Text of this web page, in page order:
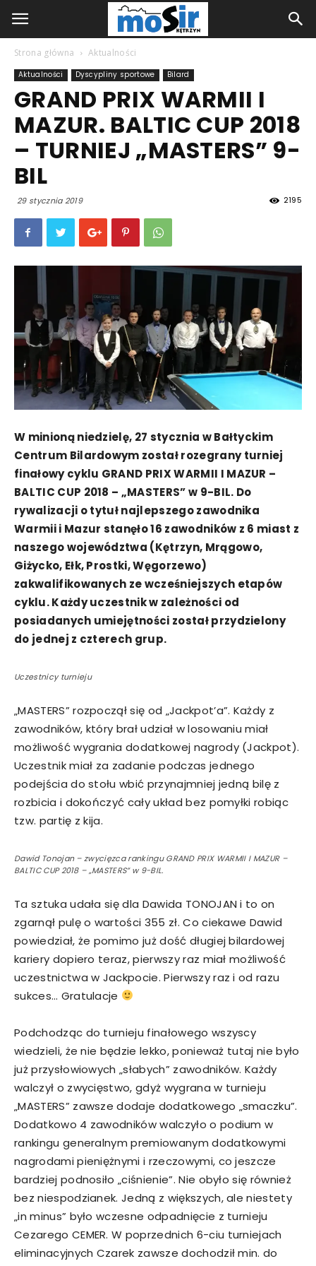
Strona główna Aktualności
Aktualności Dyscypliny sportowe Bilard
GRAND PRIX WARMII I
MAZUR. BALTIC CUP 2018
– TURNIEJ „MASTERS” 9-
BIL
29 stycznia 2019 2195
W minioną niedzielę, 27 stycznia w Bałtyckim
Centrum Bilardowym został rozegrany turniej
finałowy cyklu GRAND PRIX WARMII I MAZUR –
BALTIC CUP 2018 – „MASTERS” w 9-BIL. Do
rywalizacji o tytuł najlepszego zawodnika
Warmii i Mazur stanęło 16 zawodników z 6 miast z
naszego województwa (Kętrzyn, Mrągowo,
Giżycko, Ełk, Prostki, Węgorzewo)
zakwalifikowanych ze wcześniejszych etapów
cyklu. Każdy uczestnik w zależności od
posiadanych umiejętności został przydzielony
do jednej z czterech grup.
Uczestnicy turnieju
„MASTERS” rozpoczął się od „Jackpot’a”. Każdy z
zawodników, który brał udział w losowaniu miał
możliwość wygrania dodatkowej nagrody (Jackpot).
Uczestnik miał za zadanie podczas jednego
podejścia do stołu wbić przynajmniej jedną bilę z
rozbicia i dokończyć cały układ bez pomyłki robiąc
tzw. partię z kija.
Dawid Tonojan – zwycięzca rankingu GRAND PRIX WARMII I MAZUR –
BALTIC CUP 2018 – „MASTERS” w 9-BIL.
Ta sztuka udała się dla Dawida TONOJAN i to on
zgarnął pulę o wartości 355 zł. Co ciekawe Dawid
powiedział, że pomimo już dość długiej bilardowej
kariery dopiero teraz, pierwszy raz miał możliwość
uczestnictwa w Jackpocie. Pierwszy raz i od razu
sukces… Gratulacje
Podchodząc do turnieju finałowego wszyscy
wiedzieli, że nie będzie lekko, ponieważ tutaj nie było
już przysłowiowych „słabych” zawodników. Każdy
walczył o zwycięstwo, gdyż wygrana w turnieju
„MASTERS” zawsze dodaje dodatkowego „smaczku”.
Dodatkowo 4 zawodników walczyło o podium w
rankingu generalnym premiowanym dodatkowymi
nagrodami pieniężnymi i rzeczowymi, co jeszcze
bardziej podnosiło „ciśnienie”. Nie obyło się również
bez niespodzianek. Jedną z większych, ale niestety
„in minus” było wczesne odpadnięcie z turnieju
Cezarego CEMER. W poprzednich 6-ciu turniejach
eliminacyjnych Czarek zawsze dochodził min. do